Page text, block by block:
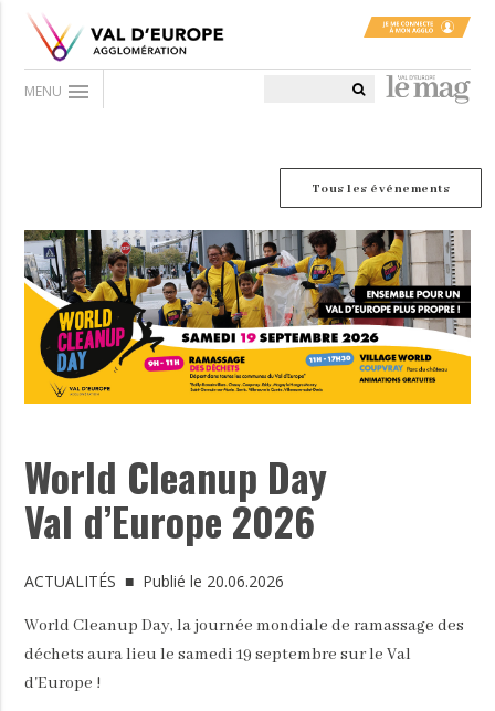
MENU menu
Tous les événements
World Cleanup Day
Val d’Europe 2026
ACTUALITÉS ■ Publié le 20.06.2026
World Cleanup Day, la journée mondiale de ramassage des
déchets aura lieu le samedi 19 septembre sur le Val
d'Europe !